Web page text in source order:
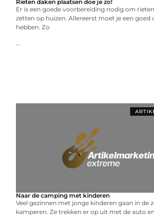
Rieten daken plaatsen doe je zo!
Er is een goede voorbereiding nodig om
zetten op huizen. Allereerst moet je een goed
hebben. Zo
...
Naar de camping met kinderen
Veel gezinnen met jonge kinderen gaan in de
kamperen. Ze trekken er op uit met de auto